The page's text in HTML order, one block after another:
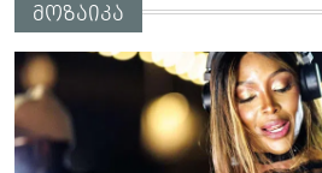
მოზაიკა